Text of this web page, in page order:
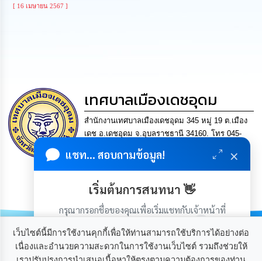
นโยบาย
การ
เพื่อ
ป้องกัน
การ
ทุจริต
มาตรการ
และ
ความ
โปร่งใส
[ 16 เมษายน 2567 ]
เว็บไซต์นี้มีการใช้งานคุกกี้เพื่อให้ท่านสามารถใช้บริการได้อย่างต่อ
เนื่องและอำนวยความสะดวกในการใช้งานเว็บไซต์ รวมถึงช่วยให้
เทศบาลเมืองเดชอุดม
สำนักงานเทศบาลเมืองเดชอุดม 345 หมู่ 19 ต.เมือง
เดช อ.เดชอุดม จ.อุบลราชธานี 34160. โทร 045-
saraban@detudomcity.go.th
การบริหารงานที่โปร่งใส
มีเศรษฐกิจมั่นคง ประชาชนอยู่เย็นเป็นสุข
แชท... สอบถามข้อมูล! ×
เริ่มต้นการสนทนา 👋
กรุณากรอกชื่อของคุณเพื่อเริ่มแชทกับเจ้าหน้าที่